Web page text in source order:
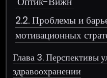
2.2. Проблемы и
мотивационных
Глава 3. Перспективы
здравоохранении